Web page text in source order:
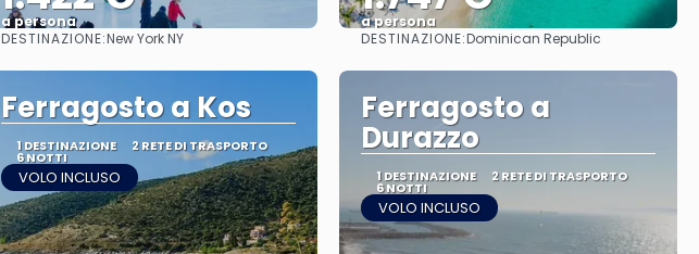
a persona
Vedere
DESTINAZIONE:New York NY
a persona
Vedere
DESTINAZIONE:Dominican Republic
Ferragosto a Kos
1 DESTINAZIONE 2 RETE DI TRASPORTO
6 NOTTI
VOLO INCLUSO
Ferragosto a
Durazzo
1 DESTINAZIONE 2 RETE DI TRASPORTO
6 NOTTI
VOLO INCLUSO